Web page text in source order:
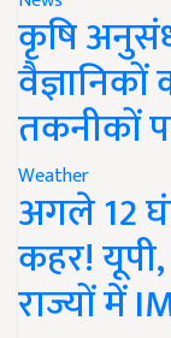
कृषि
तकनीकों
Weather
अगले 12
कहर!
राज्यों में